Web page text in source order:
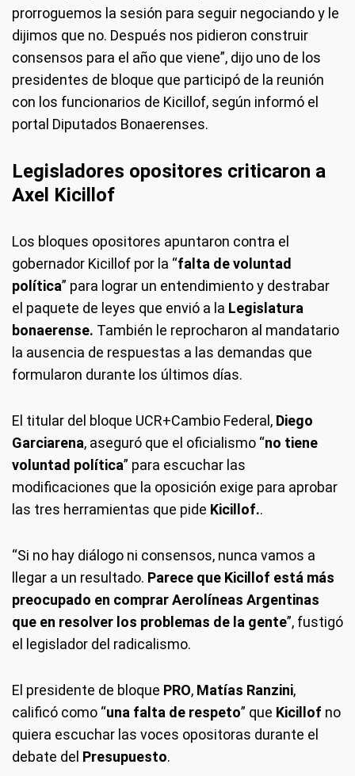
prorroguemos la sesión para seguir negociando y le
dijimos que no. Después nos pidieron construir
consensos para el año que viene”, dijo uno de los
presidentes de bloque que participó de la reunión
con los funcionarios de Kicillof, según informó el
portal Diputados Bonaerenses.
Legisladores opositores criticaron a
Axel Kicillof
Los bloques opositores apuntaron contra el
gobernador Kicillof por la “falta de voluntad
política” para lograr un entendimiento y destrabar
el paquete de leyes que envió a la Legislatura
bonaerense. También le reprocharon al mandatario
la ausencia de respuestas a las demandas que
formularon durante los últimos días.
El titular del bloque UCR+Cambio Federal, Diego
Garciarena, aseguró que el oficialismo “no tiene
voluntad política” para escuchar las
modificaciones que la oposición exige para aprobar
las tres herramientas que pide Kicillof..
“Si no hay diálogo ni consensos, nunca vamos a
llegar a un resultado. Parece que Kicillof está más
preocupado en comprar Aerolíneas Argentinas
que en resolver los problemas de la gente”, fustigó
el legislador del radicalismo.
El presidente de bloque PRO, Matías Ranzini,
calificó como “una falta de respeto” que Kicillof no
quiera escuchar las voces opositoras durante el
debate del Presupuesto.